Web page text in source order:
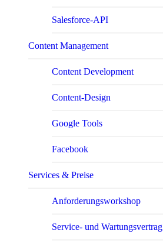
Salesforce-API
Content Management
Content Development
Content-Design
Google Tools
Facebook
Services & Preise
Anforderungsworkshop
Service- und Wartungsvertrag